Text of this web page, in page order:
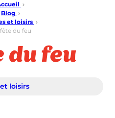
›
Blog ›
et loisirs ›
du feu
du feu
loisirs